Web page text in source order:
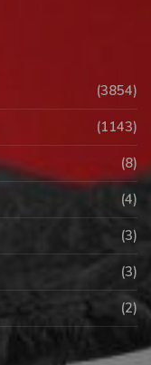
(3854)
(1143)
(8)
(4)
(3)
(3)
(2)